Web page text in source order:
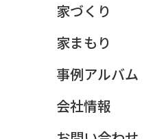
家づくり
家まもり
事例アルバム
会社情報